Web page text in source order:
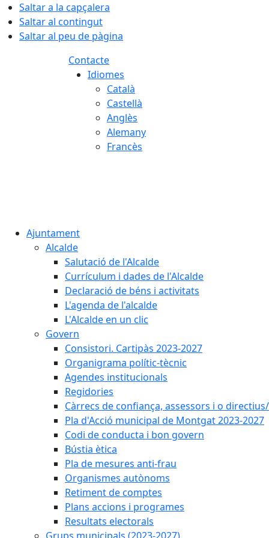
Saltar a la capçalera
Saltar al contingut
Saltar al peu de pàgina
Contacte
Idiomes
Català
Castellà
Anglès
Alemany
Francès
Ajuntament
Alcalde
Salutació de l'Alcalde
Currículum i dades de l'Alcalde
Declaració de béns i activitats
L'agenda de l'alcalde
L'Alcalde en un clic
Govern
Consistori. Cartipàs 2023-2027
Organigrama polític-tècnic
Agendes institucionals
Regidories
Càrrecs de confiança, assessors i o
Pla d'Acció municipal de Montgat 2023-2027
Codi de conducta i bon govern
Bústia ètica
Pla de mesures anti-frau
Organismes autònoms
Retiment de comptes
Plans accions i programes
Resultats electorals